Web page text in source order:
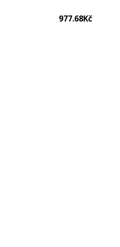
manual 120 kW 1998 cm3
ventil tlaku 0004701693
977.68Kč